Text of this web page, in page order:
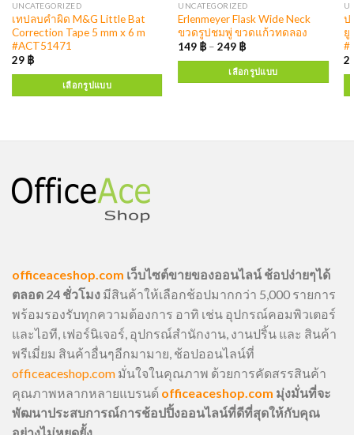
UNCATEGORIZED
เทปลบคำผิด M&G Little Bat
Correction Tape 5 mm x 6 m
#ACT51471
29 ฿
เลือกรูปแบบ
UNCATEGORIZED
Erlenmeyer Flask Wide Neck
ขวดรูปชมพู่ ขวดแก้วทดลอง
149 ฿ –249 ฿
เลือกรูปแบบ
ป
ยูนิบ
officeaceshop.com เว็บไซต์ขายของออนไลน์ ช้อปง่ายๆได้
ตลอด 24 ชั่วโมง มีสินค้าให้เลือกช้อปมากกว่า 5,000 รายการ
พร้อมรองรับทุกความต้องการ อาทิ เช่น อุปกรณ์คอมพิวเตอร์
และไอที, เฟอร์นิเจอร์, อุปกรณ์สำนักงาน, งานปริ้น และ สินค้า
พรีเมี่ยม สินค้าอื่นๆอีกมามาย, ช้อปออนไลน์ที่
officeaceshop.com มั่นใจในคุณภาพ ด้วยการคัดสรรสินค้า
คุณภาพหลากหลายแบรนด์ officeaceshop.com มุ่งมั่นที่จะ
พัฒนาประสบการณ์การช้อปปิ้งออนไลน์ที่ดีที่สุดให้กับคุณ
อย่างไม่หยุดยั้ง